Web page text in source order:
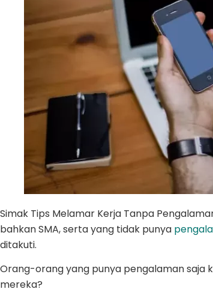
Simak Tips Melamar Kerja Tanpa
bahkan SMA, serta yang tidak punya
ditakuti.
Orang-orang yang punya pengalaman saja
mereka?